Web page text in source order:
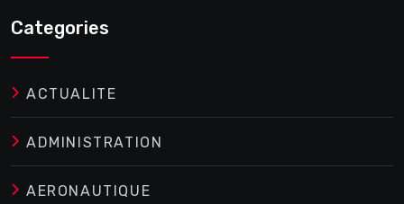
Categories
ACTUALITE
ADMINISTRATION
AERONAUTIQUE